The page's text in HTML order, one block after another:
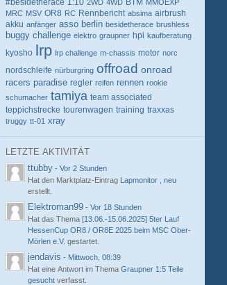
1:10 2WD 4WD BTM MMOEXP
MRC MSV OR8 RC Rennbericht absima airbrush
akku anfänger asso berlin besidetherace brushless
buggy challenge elektro graupner hpi kaufberatung
kyosho lrp lrp challenge m-chassis motor norc
nordschleife nürburgring offroad onroad
racers paradise regler reifen rennen rookie
schumacher tamiya team associated
teppichstrecke tourenwagen training traxxas
truggy tt-01 xray
LETZTE AKTIVITÄT
ttubby - Vor 2 Stunden
Hat den Marktplatz-Eintrag Lapmonitor , neu
erstellt.
Elektroman99 - Vor 18 Stunden
Hat das Thema [13.06.-15.06.2025] 5ter Lauf
HessenCup OR8 / OR8E 2025 beim MSC Ober-
Mörlen e.V. gestartet.
jendavis - Mittwoch, 08:39
Hat eine Antwort im Thema Graupner 1:5 Teile
gesucht verfasst.